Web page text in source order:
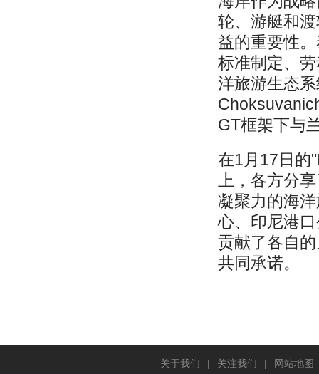
轮、游艇和
益的重要性
标准制定、
洋旅游生态
GT框架下与
在1月17日的
上，各方分
凝聚力的海
心、印尼港
贡献了各自
共同承诺。
关于我们 | 关注我们 | 网站地图